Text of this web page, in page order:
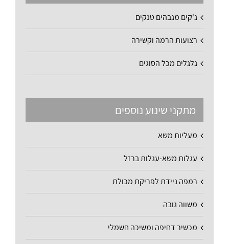
ג'קים מגבהים טנקים
רצועות הרמה וקשירה
גלגלים מכל הסוגים
מתקני שינוע נוספים
מעליות משא
עגלות משא-עגלות ברזל
רמפה ניידת לפריקת מכולת
משווה גובה
מכשיר דחיפה ומשיכה חשמלי